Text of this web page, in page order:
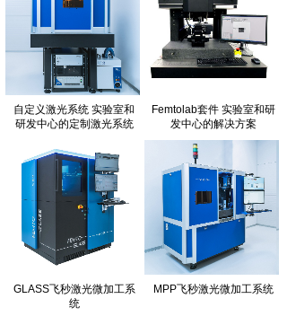
自定义激光系统 实验室和
研发中心的定制激光系统
Femtolab套件 实验室和研
发中心的解决方案
GLASS飞秒激光微加工系
统
MPP飞秒激光微加工系统